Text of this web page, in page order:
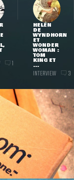
1
HELEN
DE
WYNDHORN
ET
WONDER
WOMAN :
TOM
KING ET
...
INTERVIEW 3